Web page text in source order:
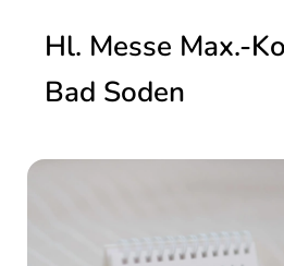
Hl. Messe Max.-
Bad Soden